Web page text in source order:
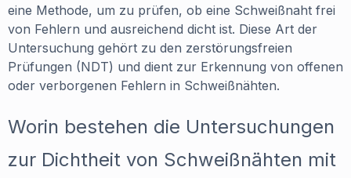
eine Methode, um zu prüfen, ob eine Schweißnaht frei
von Fehlern und ausreichend dicht ist. Diese Art der
Untersuchung gehört zu den zerstörungsfreien
Prüfungen (NDT) und dient zur Erkennung von offenen
oder verborgenen Fehlern in Schweißnähten.
Worin bestehen die Untersuchungen
zur Dichtheit von Schweißnähten mit